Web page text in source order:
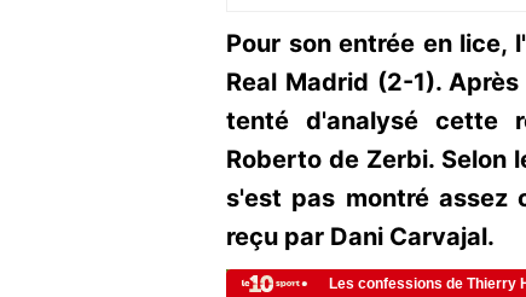
Pour son entrée en lice,
Real Madrid (2-1).
tenté d'analysé cette
Roberto de Zerbi. Selon
s'est pas montré assez
reçu par Dani Carvajal.